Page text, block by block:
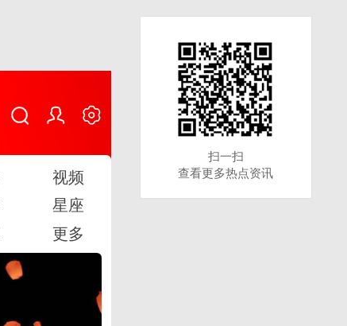
视频
星座
更多
扫一扫
查看更多热点资讯
扫一扫
查看更多热点资讯